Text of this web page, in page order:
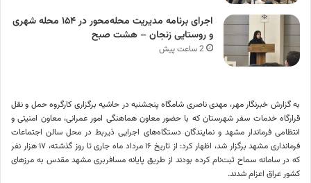
اجرای برنامه مدیریت محله‌محور در ۱۵۴ محله شهری
و روستایی زنجان – هشت صبح
2 ساعت پیش
به گزارش خبرنگار مهر، مهدی ناصری شامگاه پنجشنبه در حاشیه برگزاری کارگروه حمل و نقل
قرارگاه خدمات سفر شهرستان که با حضور معاون هماهنگی امور عمرانی، معاون امنیتی و
انتظامی فرماندار مشهد و نمایندگان دستگاه‌های اجرایی ذیربط در محل سالن اجتماعات
فرمانداری مشهد برگزار شد، اظهار کرد: از تاریخ ۱۶ مرداد ماه جاری تا روز گذشته، ۱۷ هزار نفر
که در سامانه سماح ثبت‌نام کرده بودند از طریق پایانه مسافربری مشهد مقدس به مرزهای
کشور عراق اعزام شدند.